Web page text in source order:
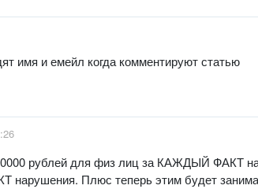
имя и емейл когда комментируют статью
рублей для физ лиц за КАЖДЫЙ ФАКТ
Плюс теперь этим будет